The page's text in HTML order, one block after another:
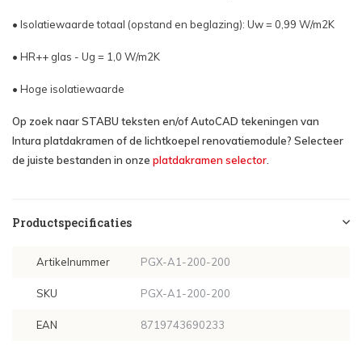
• Isolatiewaarde totaal (opstand en beglazing): Uw = 0,99 W/m2K
• HR++ glas - Ug = 1,0 W/m2K
• Hoge isolatiewaarde
Op zoek naar STABU teksten en/of AutoCAD tekeningen van
Intura platdakramen of de lichtkoepel renovatiemodule? Selecteer
de juiste bestanden in onze platdakramen selector
Productspecificaties
Artikelnummer PGX-A1-200-200
SKU PGX-A1-200-200
EAN 8719743690233